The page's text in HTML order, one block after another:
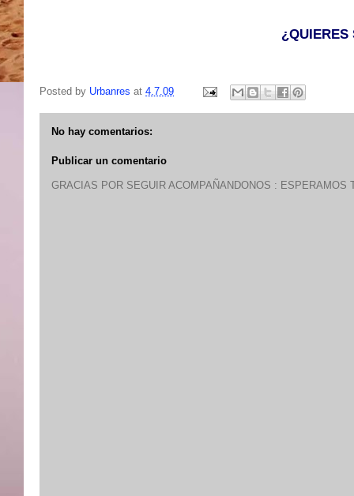
¿QUIERES
Posted by Urbanres at 4.7.09
No hay comentarios:
Publicar un comentario
GRACIAS POR SEGUIR ACOMPAÑANDONOS : ESPERAMOS